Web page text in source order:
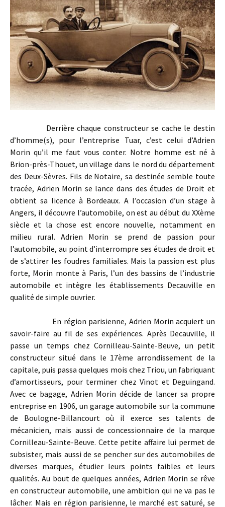
Derrière chaque constructeur se cache le destin
d’homme(s), pour l’entreprise Tuar, c’est celui d’Adrien
Morin qu’il me faut vous conter. Notre homme est né à
Brion-près-Thouet, un village dans le nord du département
des Deux-Sèvres. Fils de Notaire, sa destinée semble toute
tracée, Adrien Morin se lance dans des études de Droit et
obtient sa licence à Bordeaux. A l’occasion d’un stage à
Angers, il découvre l’automobile, on est au début du XXème
siècle et la chose est encore nouvelle, notamment en
milieu rural. Adrien Morin se prend de passion pour
l’automobile, au point d’interrompre ses études de droit et
de s’attirer les foudres familiales. Mais la passion est plus
forte, Morin monte à Paris, l’un des bassins de l’industrie
automobile et intègre les établissements Decauville en
qualité de simple ouvrier.
En région parisienne, Adrien Morin acquiert un
savoir-faire au fil de ses expériences. Après Decauville, il
passe un temps chez Cornilleau-Sainte-Beuve, un petit
constructeur situé dans le 17ème arrondissement de la
capitale, puis passa quelques mois chez Triou, un fabriquant
d’amortisseurs, pour terminer chez Vinot et Deguingand.
Avec ce bagage, Adrien Morin décide de lancer sa propre
entreprise en 1906, un garage automobile sur la commune
de Boulogne-Billancourt où il exerce ses talents de
mécanicien, mais aussi de concessionnaire de la marque
Cornilleau-Sainte-Beuve. Cette petite affaire lui permet de
subsister, mais aussi de se pencher sur des automobiles de
diverses marques, étudier leurs points faibles et leurs
qualités. Au bout de quelques années, Adrien Morin se rêve
en constructeur automobile, une ambition qui ne va pas le
lâcher. Mais en région parisienne, le marché est saturé, se